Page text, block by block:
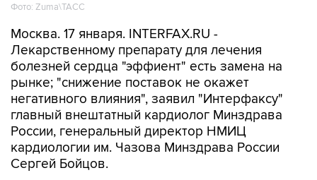
Фото: Zuma\ТАСС
Москва. 17 января. INTERFAX.RU -
Лекарственному препарату для лечения
болезней сердца "эффиент" есть замена на
рынке; "снижение поставок не окажет
негативного влияния", заявил "Интерфаксу"
главный внештатный кардиолог Минздрава
России, генеральный директор НМИЦ
кардиологии им. Чазова Минздрава России
Сергей Бойцов.